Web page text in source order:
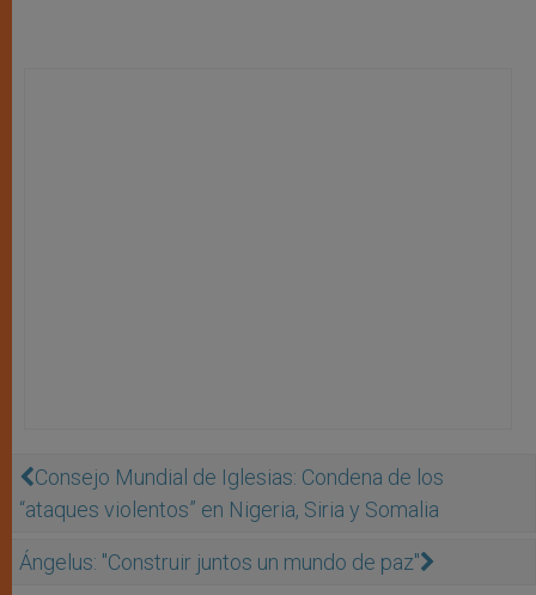
Consejo Mundial de Iglesias: Condena de los
“ataques violentos” en Nigeria, Siria y Somalia
Ángelus: "Construir juntos un mundo de paz"